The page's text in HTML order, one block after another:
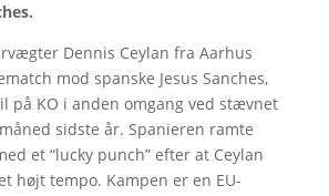
Dennis Ceylan fra Aarhus
mod spanske Jesus Sanches,
på KO i anden omgang ved stævnet
sidste år. Spanieren ramte
et “lucky punch” efter at Ceylan
højt tempo. Kampen er en EU-